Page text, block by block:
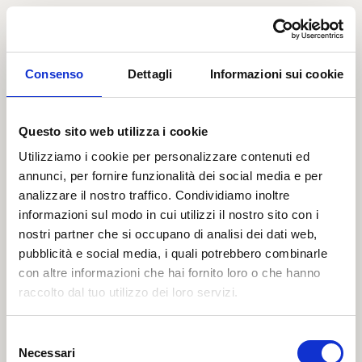
Consenso Dettagli Informazioni sui cookie
Questo sito web utilizza i cookie
Utilizziamo i cookie per personalizzare contenuti ed
annunci, per fornire funzionalità dei social media e per
analizzare il nostro traffico. Condividiamo inoltre
informazioni sul modo in cui utilizzi il nostro sito con i
nostri partner che si occupano di analisi dei dati web,
pubblicità e social media, i quali potrebbero combinarle
con altre informazioni che hai fornito loro o che hanno
raccolto dal tuo utilizzo dei loro servizi.
delNecessari
404